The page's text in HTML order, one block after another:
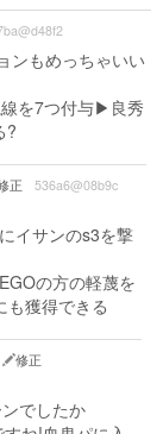
ンもめっちゃいい
を7つ付与▶︎良秀
?
正 536a6@08b9c
イサンのs3を撃
の方の軽蔑を
も獲得できる
修正
でしたか